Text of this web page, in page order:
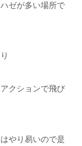
ゼが多い場所で
クションで飛び
やり易いので是